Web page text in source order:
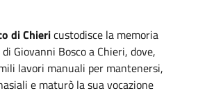
di Chiericustodisce la memoria
Giovanni Bosco a Chieri, dove,
lavori manuali per mantenersi,
e maturò la sua vocazione